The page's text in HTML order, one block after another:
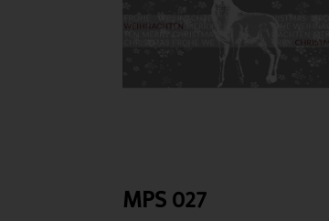
MPS 027